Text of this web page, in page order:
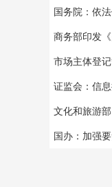
国办：加强